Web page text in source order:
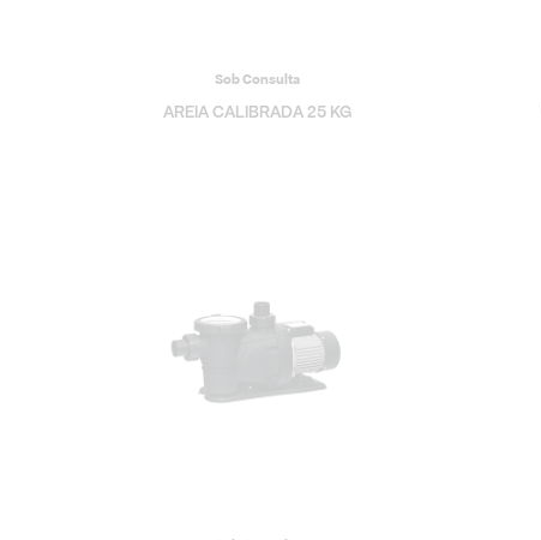
Sob Consulta
AREIA CALIBRADA 25 KG